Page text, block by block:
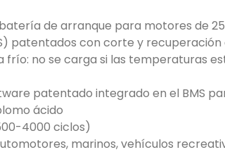
de arranque para motores de
patentados con corte y
no se carga si las temperaturas
patentado integrado en el BMS
ácido
4000 ciclos)
marinos, vehículos